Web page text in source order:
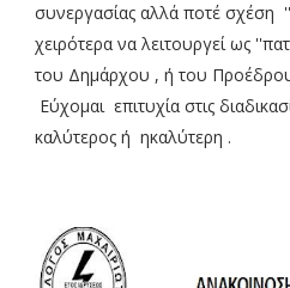
συνεργασίας αλλά ποτέ σχέση
χειρότερα να λειτουργεί ως
του Δημάρχου , ή του
Εύχομαι επιτυχία στις
καλύτερος ή ηκαλύτερη .